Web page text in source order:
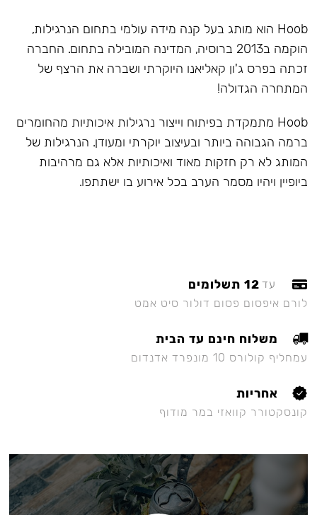
Hoob הוא מותג בעל קנה מידה עולמי בתחום הנרגילות,
הוקמה ב2013 ברוסיה, המדינה המובילה בתחום. החברה
זכתה בפרס ג'ון קאליאנו היוקרתי ושברה את הרצף של
המתחרה הגדולה!
Hoob מתמקדת בפיתוח וייצור נרגילות איכותיות מהחומרים
ברמה הגבוהה ביותר ובעיצוב יוקרתי ומעודן. הנרגילות של
המותג לא רק חזקות מאוד ואיכותיות אלא גם מרהיבות
ביופיין ויהיו מסמר הערב בכל אירוע בו ישתתפו.
עד 12 תשלומים
לורם איפסום פסום דולור סיט אמט
משלוח חינם עד הבית
עמחליף קולורס 10 מונפרד אדנדום
אחריות
קונסקטורר קוואזי במר מודוף